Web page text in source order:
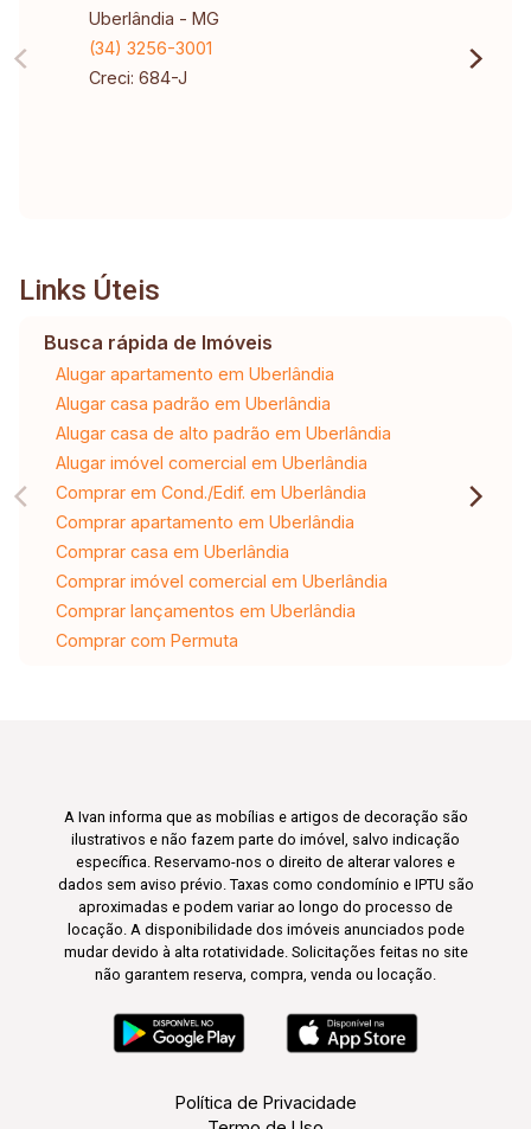
Uberlândia - MG
(34) 3256-3001
Creci: 684-J
Links Úteis
Busca rápida de Imóveis
Alugar apartamento em Uberlândia
Alugar casa padrão em Uberlândia
Alugar casa de alto padrão em Uberlândia
Alugar imóvel comercial em Uberlândia
Comprar em Cond./Edif. em Uberlândia
Comprar apartamento em Uberlândia
Comprar casa em Uberlândia
Comprar imóvel comercial em Uberlândia
Comprar lançamentos em Uberlândia
Comprar com Permuta
A Ivan informa que as mobílias e artigos de decoração são
ilustrativos e não fazem parte do imóvel, salvo indicação
específica. Reservamo-nos o direito de alterar valores e
dados sem aviso prévio. Taxas como condomínio e IPTU são
aproximadas e podem variar ao longo do processo de
locação. A disponibilidade dos imóveis anunciados pode
mudar devido à alta rotatividade. Solicitações feitas no site
não garantem reserva, compra, venda ou locação.
Política de Privacidade